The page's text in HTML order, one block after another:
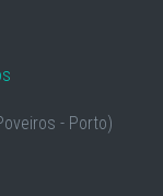
- Porto)